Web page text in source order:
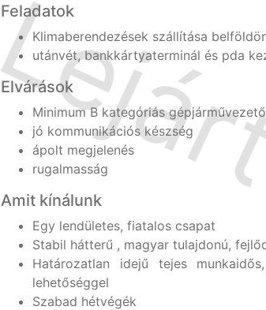
Feladatok
Klimaberendezések szállítása
utánvét, bankkártyaterminál és pda
Elvárások
Minimum B kategóriás
jó kommunikációs készség
ápolt megjelenés
rugalmasság
Amit kínálunk
Egy lendületes, fiatalos csapat
Stabil hátterű , magyar tulajdonú,
Határozatlan idejű tejes
lehetőséggel
Szabad hétvégék